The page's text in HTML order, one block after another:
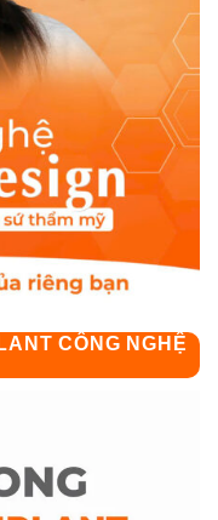
CÔNG NGHỆ